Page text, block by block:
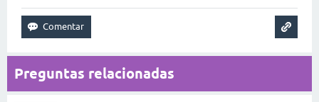
Preguntas relacionadas